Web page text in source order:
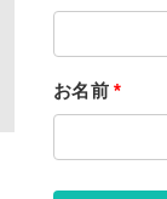
お名前*